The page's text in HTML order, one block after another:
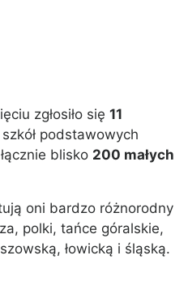
zgłosiło się 11
podstawowych
blisko 200 małych
oni bardzo różnorodny
polki, tańce góralskie,
łowicką i śląską.